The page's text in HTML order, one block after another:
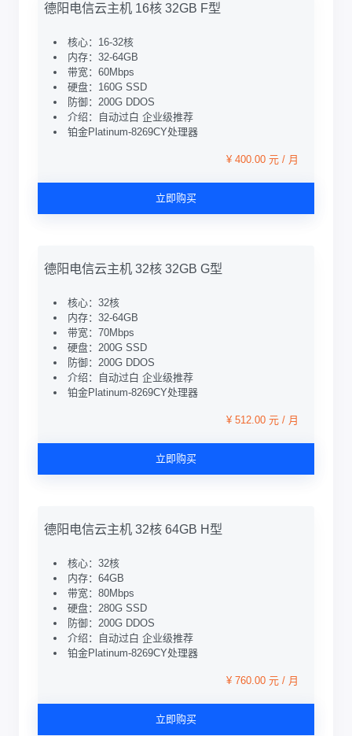
德阳电信云主机 16核 32GB F型
核心：16-32核
内存：32-64GB
带宽：60Mbps
硬盘：160G SSD
防御：200G DDOS
介绍：自动过白 企业级推荐
铂金Platinum-8269CY处理器
¥ 400.00 元 / 月
立即购买
德阳电信云主机 32核 32GB G型
核心：32核
内存：32-64GB
带宽：70Mbps
硬盘：200G SSD
防御：200G DDOS
介绍：自动过白 企业级推荐
铂金Platinum-8269CY处理器
¥ 512.00 元 / 月
立即购买
德阳电信云主机 32核 64GB H型
核心：32核
内存：64GB
带宽：80Mbps
硬盘：280G SSD
防御：200G DDOS
介绍：自动过白 企业级推荐
铂金Platinum-8269CY处理器
¥ 760.00 元 / 月
立即购买